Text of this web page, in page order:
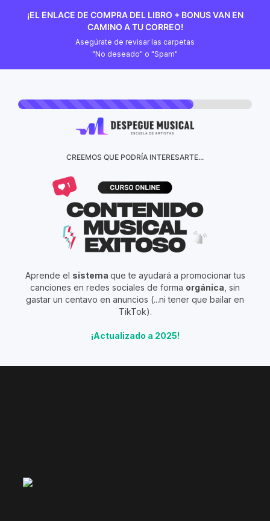
¡EL ENLACE DE COMPRA DEL LIBRO + BONUS VAN EN
CAMINO A TU CORREO!
Asegúrate de revisar las carpetas
"No deseado" o "Spam"
CREEMOS QUE PODRÍA INTERESARTE...
Aprende el sistema que te ayudará a promocionar tus
canciones en redes sociales de forma orgánica , sin
gastar un centavo en anuncios (...ni tener que bailar en
TikTok).
¡Actualizado a 2025!